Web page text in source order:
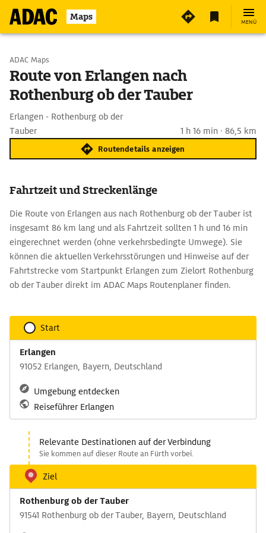
Maps MENÜ
Start wählen
Ziel eingeben
ADAC Maps
Route von Erlangen nach
Rothenburg ob der Tauber
Erlangen - Rothenburg ob der
Tauber
1 h 16 min · 86,5 km
Routendetails anzeigen
Fahrtzeit und Streckenlänge
Die Route von Erlangen aus nach Rothenburg ob der Tauber ist
insgesamt 86 km lang und als Fahrtzeit sollten 1 h und 16 min
eingerechnet werden (ohne verkehrsbedingte Umwege). Sie
können die aktuellen Verkehrsstörungen und Hinweise auf der
Fahrtstrecke vom Startpunkt Erlangen zum Zielort Rothenburg
ob der Tauber direkt im ADAC Maps Routenplaner finden.
Start
Erlangen
91052 Erlangen, Bayern, Deutschland
Umgebung entdecken
Reiseführer Erlangen
Relevante Destinationen auf der Verbindung
Sie kommen auf dieser Route an Fürth vorbei.
Ziel
Rothenburg ob der Tauber
91541 Rothenburg ob der Tauber, Bayern, Deutschland